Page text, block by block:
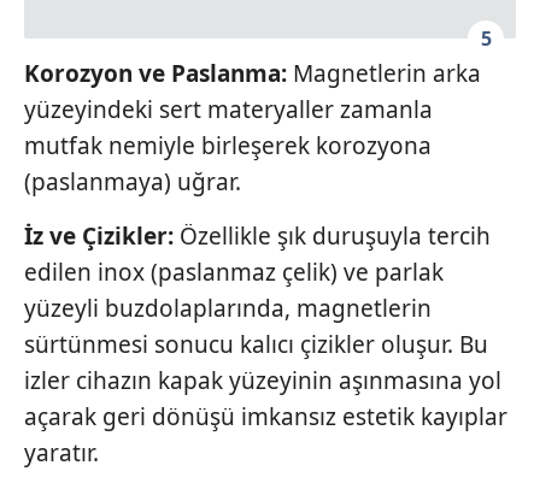
5
Korozyon ve Paslanma: Magnetlerin arka
yüzeyindeki sert materyaller zamanla
mutfak nemiyle birleşerek korozyona
(paslanmaya) uğrar.
İz ve Çizikler: Özellikle şık duruşuyla tercih
edilen inox (paslanmaz çelik) ve parlak
yüzeyli buzdolaplarında, magnetlerin
sürtünmesi sonucu kalıcı çizikler oluşur. Bu
izler cihazın kapak yüzeyinin aşınmasına yol
açarak geri dönüşü imkansız estetik kayıplar
yaratır.